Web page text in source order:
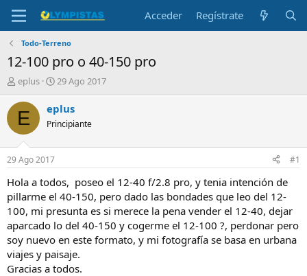
Acceder Regístrate
Todo-Terreno
12-100 pro o 40-150 pro
I
i
c
a
d
o
r
d
e
l
t
e
m
a
eplus
F
c
a
i
n
i
o
29 Ago 2017
E eplus
Principiante
29 Ago 2017 #1
Hola a todos, poseo el 12-40 f/2.8 pro, y tenia intención de
pillarme el 40-150, pero dado las bondades que leo del 12-
100, mi presunta es si merece la pena vender el 12-40, dejar
aparcado lo del 40-150 y cogerme el 12-100 ?, perdonar pero
soy nuevo en este formato, y mi fotografía se basa en urbana
viajes y paisaje.
Gracias a todos.